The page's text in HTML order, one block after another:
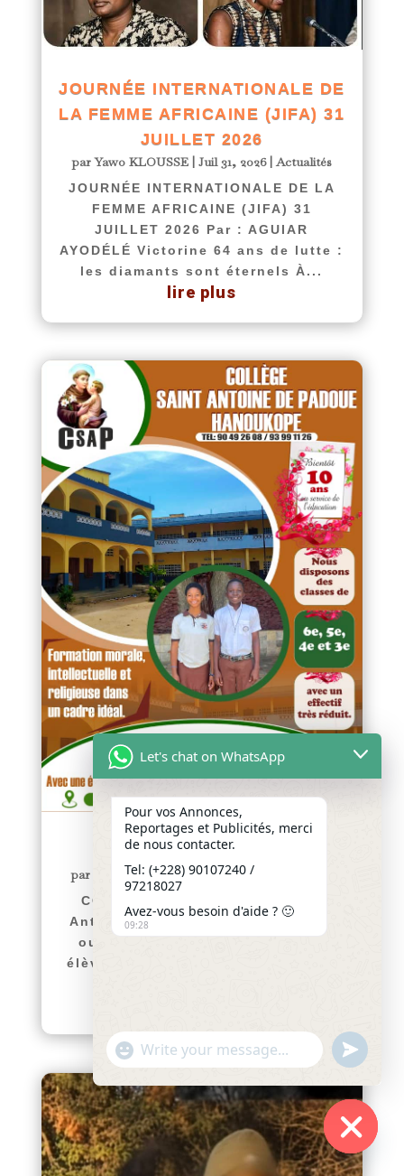
JOURNÉE INTERNATIONALE DE
LA FEMME AFRICAINE (JIFA) 31
JUILLET 2026
parYawo KLOUSSE |Juil 31, 2026|Actualités
JOURNÉE INTERNATIONALE DE LA
FEMME AFRICAINE (JIFA) 31
JUILLET 2026 Par : AGUIAR
AYODÉLÉ Victorine 64 ans de lutte :
les diamants sont éternels À...
lire plus
COMMUNIQUÉ
par Yawo KLOUSSE |Juil 29, 2026
COMMUNIQUÉ Le Collège Saint
Antoine de Padoue de Hanoukopé
ouvre ses portes aux nouveaux
élèves pour l’année scolaire 2026-
Hide
Let's chat on WhatsApp
Pour vos Annonces,
Reportages et Publicités, merci
de nous contacter.
Tel: (+228) 90107240 /
97218027
Avez-vous besoin d'aide ? 🙂
09:28
"+chaty_settings.lang.emoji_picker+"
WhatsApp
undefined